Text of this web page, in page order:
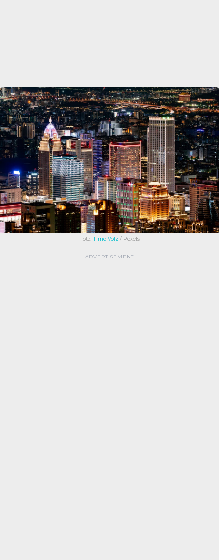
Foto: Timo Volz / Pexels